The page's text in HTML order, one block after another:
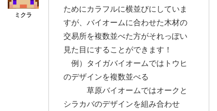
ためにカラフルに横並びにしていま
すが、バイオームに合わせた木材の
交易所を複数並べた方がそれっぽい
見た目にすることができます！
例）タイガバイオームではトウヒ
のデザインを複数並べる
草原バイオームではオークと
シラカバのデザインを組み合わせ